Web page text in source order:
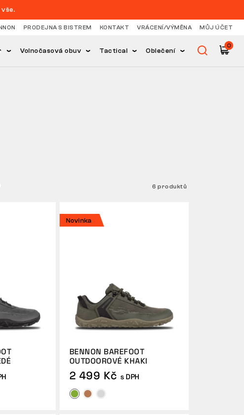
vše.
PRODEJNA S BISTREM KONTAKT VRÁCENÍ/VÝMĚNA MŮJ ÚČET
Volnočasová obuv Tactical Oblečení
0
6 produktů
Novinka
BENNON BAREFOOT
OUTDOOROVÉ KHAKI
2 499 Kč s DPH